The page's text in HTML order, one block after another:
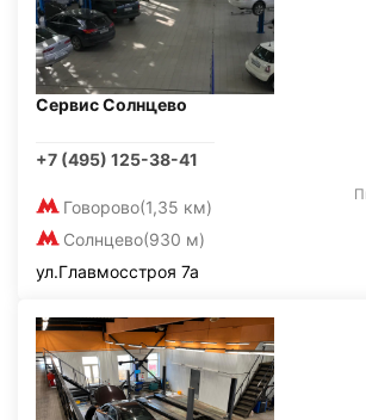
Сервис Солнцево
+7 (495) 125-38-41
Говорово(1,35 км)
Солнцево(930 м)
ул.Главмосстроя 7а